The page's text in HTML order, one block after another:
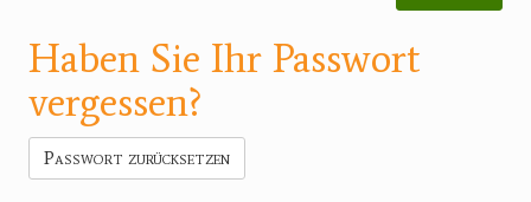
Haben Sie Ihr Passwort
vergessen?
Passwort zurücksetzen